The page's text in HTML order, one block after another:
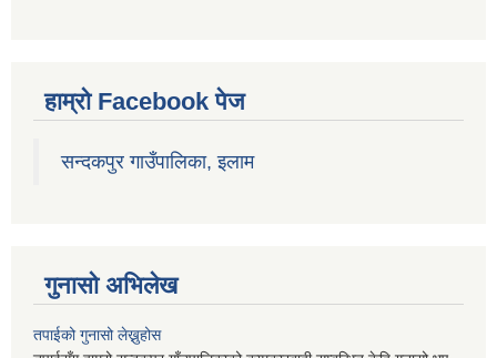
हाम्रो Facebook पेज
सन्दकपुर गाउँपालिका, इलाम
गुनासो अभिलेख
तपाईको गुनासो लेख्नुहोस